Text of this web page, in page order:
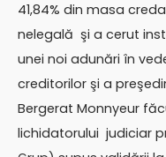
41,84% din masa
nelegală şi a cerut
unei noi adunări în
creditorilor şi a
Bergerat Monnyeur
lichidatorului judiciar